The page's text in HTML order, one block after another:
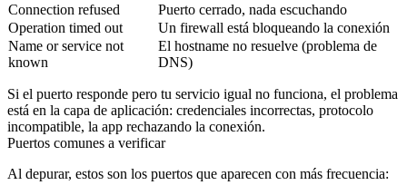
Connection refused
Puerto cerrado, nada escuchando
Operation timed out
Un firewall está bloqueando la conexión
Name or service not
known
El hostname no resuelve (problema de
DNS)
Si el puerto responde pero tu servicio igual no funciona, el problema
está en la capa de aplicación: credenciales incorrectas, protocolo
incompatible, la app rechazando la conexión.
Puertos comunes a verificar
Al depurar, estos son los puertos que aparecen con más frecuencia: